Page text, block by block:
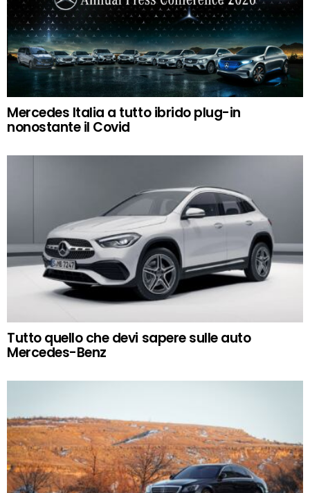
Mercedes Italia a tutto ibrido plug-in
nonostante il Covid
Tutto quello che devi sapere sulle auto
Mercedes-Benz